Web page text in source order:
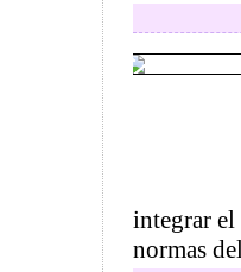
integrar
normas